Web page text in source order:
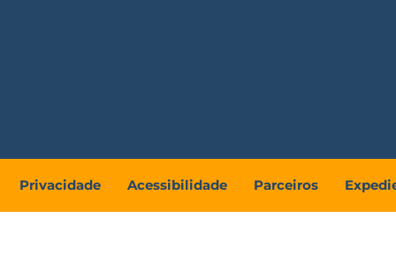
Privacidade Acessibilidade Parceiros